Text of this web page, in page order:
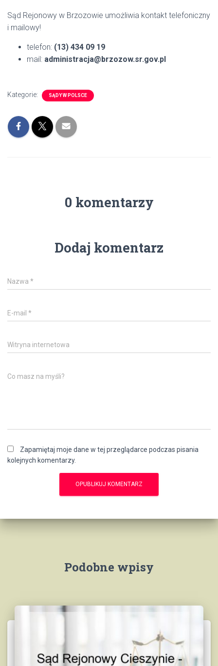
Sąd Rejonowy w Brzozowie umożliwia kontakt telefoniczny
i mailowy!
telefon: (13) 434 09 19
mail: administracja@brzozow.sr.gov.pl
Kategorie: SĄDY W POLSCE
0 komentarzy
Dodaj komentarz
Nazwa *
E-mail *
Witryna internetowa
Co masz na myśli?
Zapamiętaj moje dane w tej przeglądarce podczas pisania
kolejnych komentarzy.
Podobne wpisy